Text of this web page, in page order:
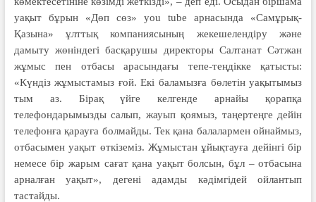
уақыт бұрын «Дөп сөз» you tube арнасында «Самұрық-
Қазына» ұлттық компаниясының жеке­ше­лендіру және
дамыту жөніндегі басқарушы директоры Салтанат Сәтжан
жұмыс пен отбасы арасындағы тепе-теңдікке қатысты:
«Күндіз жұмыстамыз ғой. Екі баламызға бөлетін уақытымыз
тым аз. Бірақ үйге келгенде арнайы қорапқа
телефондарымызды салып, жауып қоямыз, таңертеңге дейін
телефонға қарауға болмайды. Тек қана балалармен ойнаймыз,
отбасымен уақыт өткіземіз. Жұмыстан ұйықтауға дейінгі бір
немесе бір жарым сағат қана уақыт болсын, бұл – отбасына
арналған уақыт», дегені адамды кәдімгідей ойлантып
тастайды.